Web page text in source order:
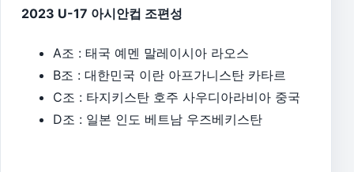
2023 U-17 아시안컵 조편성
A조 : 태국 예멘 말레이시아 라오스
B조 : 대한민국 이란 아프가니스탄 카타르
C조 : 타지키스탄 호주 사우디아라비아 중국
D조 : 일본 인도 베트남 우즈베키스탄